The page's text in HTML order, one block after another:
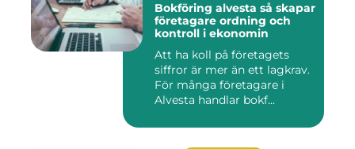
Bokföring alvesta så skapar
företagare ordning och
kontroll i ekonomin
Att ha koll på företagets
siffror är mer än ett lagkrav.
För många företagare i
Alvesta handlar bokf...